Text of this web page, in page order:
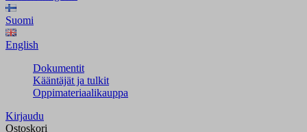
Suomi
English
Dokumentit
Kääntäjät ja tulkit
Oppimateriaalikauppa
Kirjaudu
Ostoskori